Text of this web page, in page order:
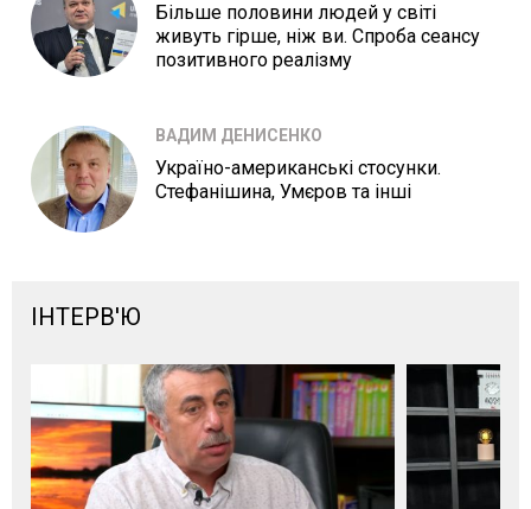
Більше половини людей у світі
живуть гірше, ніж ви. Спроба сеансу
позитивного реалізму
ВАДИМ ДЕНИСЕНКО
Україно-американські стосунки.
Стефанішина, Умєров та інші
ІНТЕРВ'Ю